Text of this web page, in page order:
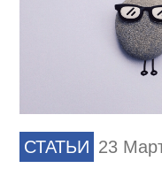
СТАТЬИ 23